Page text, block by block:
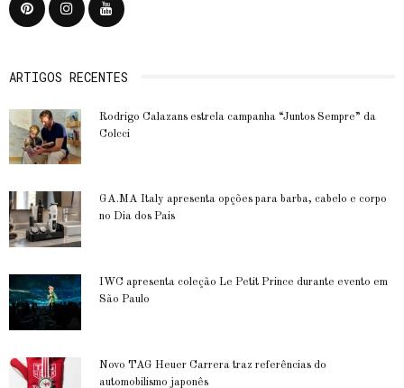
ARTIGOS RECENTES
Rodrigo Calazans estrela campanha “Juntos Sempre” da
Colcci
GA.MA Italy apresenta opções para barba, cabelo e corpo
no Dia dos Pais
IWC apresenta coleção Le Petit Prince durante evento em
São Paulo
Novo TAG Heuer Carrera traz referências do
automobilismo japonês